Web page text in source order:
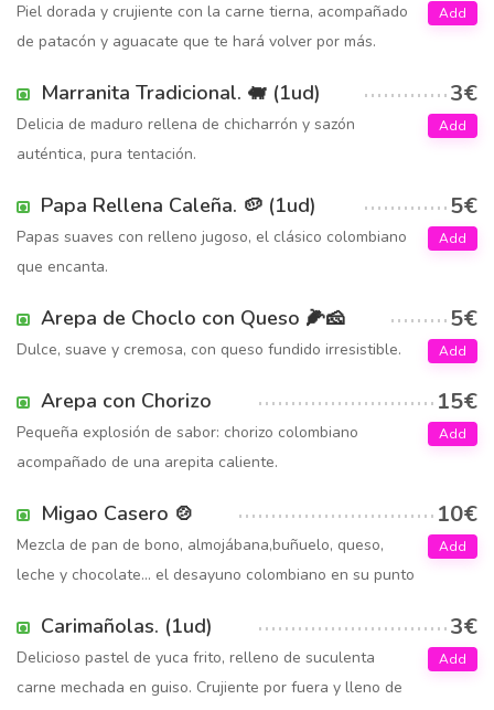
Piel dorada y crujiente con la carne tierna, acompañado
de patacón y aguacate que te hará volver por más.
Add
Marranita Tradicional. 🐖 (1ud) 3€
Delicia de maduro rellena de chicharrón y sazón
auténtica, pura tentación.
Add
Papa Rellena Caleña. 🥔 (1ud) 5€
Papas suaves con relleno jugoso, el clásico colombiano
que encanta.
Add
Arepa de Choclo con Queso 🌽🧀 5€
Dulce, suave y cremosa, con queso fundido irresistible. Add
Arepa con Chorizo 15€
Pequeña explosión de sabor: chorizo colombiano
acompañado de una arepita caliente.
Add
Migao Casero 🍲 10€
Mezcla de pan de bono, almojábana,buñuelo, queso,
leche y chocolate... el desayuno colombiano en su punto
Add
Carimañolas. (1ud) 3€
Delicioso pastel de yuca frito, relleno de suculenta
carne mechada en guiso. Crujiente por fuera y lleno de
Add